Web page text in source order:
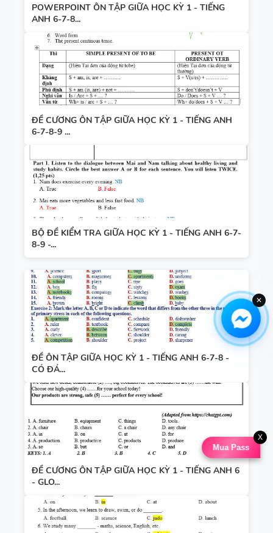
POWERPOINT ÔN TẬP GIỮA HỌC KỲ 1 - TIẾNG
ANH 6-7-8...
ĐỀ CƯƠNG ÔN TẬP GIỮA HỌC KỲ 1 - TIẾNG ANH
6-7-8-9 ...
BỘ ĐỀ KIỂM TRA GIỮA HỌC KỲ 1 - TIẾNG ANH 6-7-
8-9 -...
ĐỀ ÔN TẬP GIỮA HỌC KỲ 1 - TIẾNG ANH 6-7-8 -
CÓ ĐÁ...
ĐỀ CƯƠNG ÔN TẬP GIỮA HỌC KỲ 1 - TIẾNG ANH 6
- GLO...
Mua Pass
X
✕